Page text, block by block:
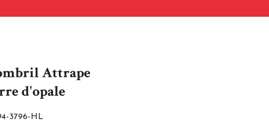
Attrape
d'opale
3796-HL